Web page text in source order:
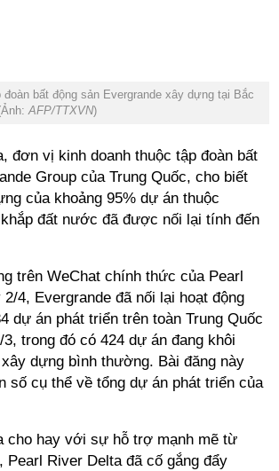
đoàn bất động sản Evergrande xây dựng tại Bắc
AFP/TTXVN)
đơn vị kinh doanh thuộc tập đoàn bất
Group của Trung Quốc, cho biết
của khoảng 95% dự án thuộc
đất nước đã được nối lại tính đến
trên WeChat chính thức của Pearl
4, Evergrande đã nối lại hoạt động
dự án phát triển trên toàn Trung Quốc
trong đó có 424 dự án đang khôi
dựng bình thường. Bài đăng này
số cụ thể về tổng dự án phát triển của
cho hay với sự hỗ trợ mạnh mẽ từ
Pearl River Delta đã cố gắng đẩy